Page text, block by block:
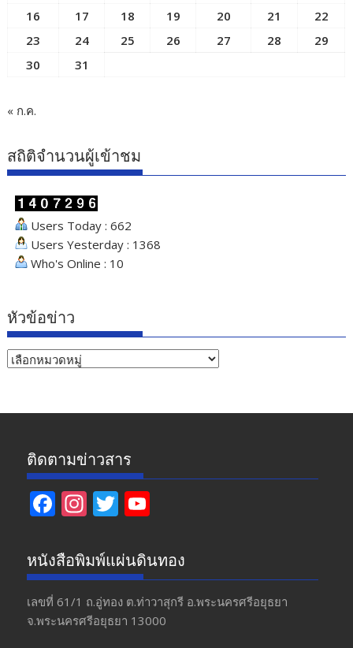
16
17 18 19 20 21
22
23
24 25 26 27 28
29
30
31
« ก.ค.
สถิติจำนวนผู้เข้าชม
Users Today : 662
Users Yesterday : 1368
Who's Online : 10
หัวข้อข่าว
หัวข้อ
ติดตามข่าวสาร
F
e
b
o
o
In
a
gr
a
m
T
itt
er
u
T
u
b
หนังสือพิมพ์แผ่นดินทอง
เลขที่ 61/1 ถ.อู่ทอง​ ต.​ท่าวาสุกรี​ อ.พระนครศรีอยุธยา​
จ.พระนครศรีอยุธยา 13000